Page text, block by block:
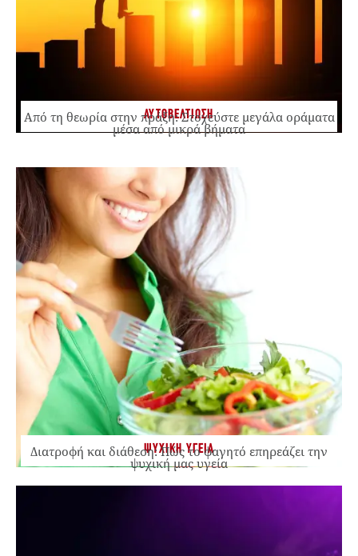
ΑΥΤΟΒΕΛΤΙΩΣΗ
Από τη θεωρία στην πράξη: Στοχεύστε μεγάλα οράματα
μέσα από μικρά βήματα
ΨΥΧΙΚΗ ΥΓΕΙΑ
Διατροφή και διάθεση: Πώς το φαγητό επηρεάζει την
ψυχική μας υγεία